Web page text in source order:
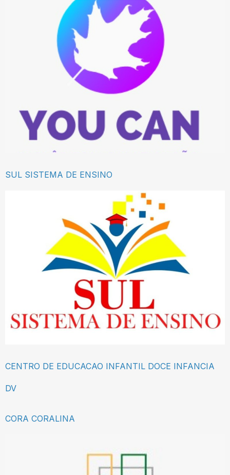
SUL SISTEMA DE ENSINO
CENTRO DE EDUCACAO INFANTIL DOCE INFANCIA
DV
CORA CORALINA